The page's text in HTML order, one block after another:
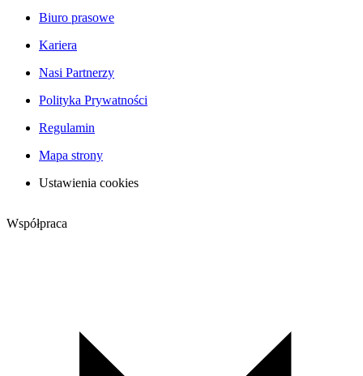
Biuro prasowe
Kariera
Nasi Partnerzy
Polityka Prywatności
Regulamin
Mapa strony
Ustawienia cookies
Współpraca